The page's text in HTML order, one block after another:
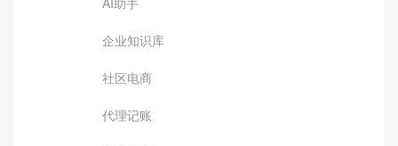
企业知识库
社区电商
代理记账